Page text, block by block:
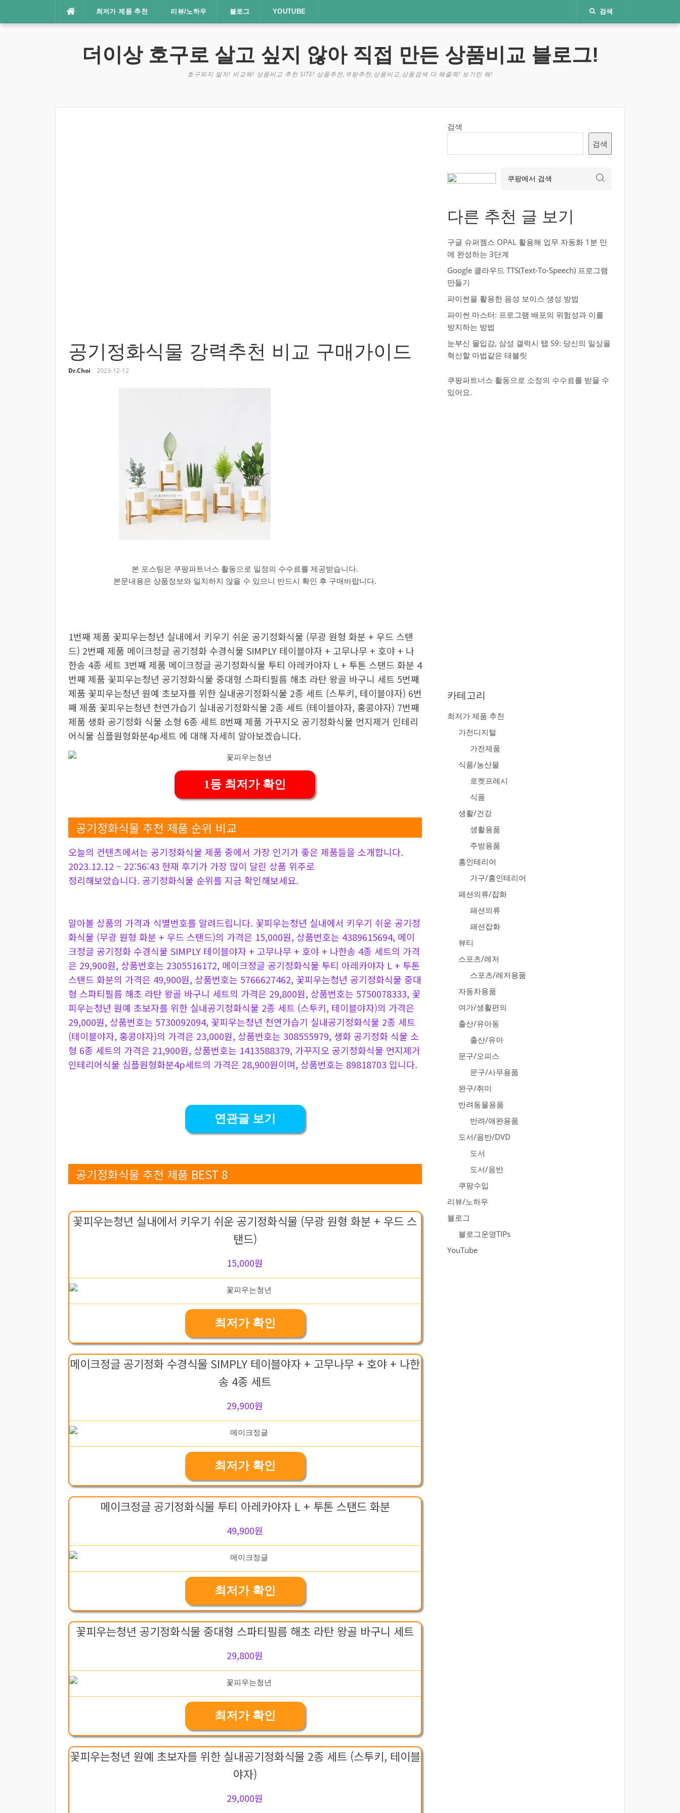
최저가 제품 추천 리뷰/노하우 블로그 YOUTUBE 검색
더이상 호구로 살고 싶지 않아 직접 만든 상품비교 블로그!
호구되지 말자! 비교해! 상품비교 추천 SITE! 상품추천,쿠팡추천,상품비교,상품검색 다 해줄께! 보기만 해!
공기정화식물 강력추천 비교 구매가이드
Dr.Choi 2023-12-12
본 포스팅은 쿠팡파트너스 활동으로 일정의 수수료를 제공받습니다.
본문내용은 상품정보와 일치하지 않을 수 있으니 반드시 확인 후 구매바랍니다.
1번째 제품 꽃피우는청년 실내에서 키우기 쉬운 공기정화식물 (무광 원형 화분 + 우드 스탠
드) 2번째 제품 메이크정글 공기정화 수경식물 SIMPLY 테이블야자 + 고무나무 + 호야 + 나
한송 4종 세트 3번째 제품 메이크정글 공기정화식물 투티 아레카야자 L + 투톤 스탠드 화분 4
번째 제품 꽃피우는청년 공기정화식물 중대형 스파티필름 해초 라탄 왕골 바구니 세트 5번째
제품 꽃피우는청년 원예 초보자를 위한 실내공기정화식물 2종 세트 (스투키, 테이블야자) 6번
째 제품 꽃피우는청년 천연가습기 실내공기정화식물 2종 세트 (테이블야자, 홍콩야자) 7번째
제품 생화 공기정화 식물 소형 6종 세트 8번째 제품 가꾸지오 공기정화식물 먼지제거 인테리
어식물 심플원형화분4p세트 에 대해 자세히 알아보겠습니다.
1등 최저가 확인
공기정화식물 추천 제품 순위 비교
오늘의 컨텐츠에서는 공기정화식물 제품 중에서 가장 인기가 좋은 제품들을 소개합니다.
2023.12.12 – 22:56:43 현재 후기가 가장 많이 달린 상품 위주로
정리해보았습니다. 공기정화식물 순위를 지금 확인해보세요.
알아볼 상품의 가격과 식별번호를 알려드립니다. 꽃피우는청년 실내에서 키우기 쉬운 공기정
화식물 (무광 원형 화분 + 우드 스탠드)의 가격은 15,000원, 상품번호는 4389615694, 메이
크정글 공기정화 수경식물 SIMPLY 테이블야자 + 고무나무 + 호야 + 나한송 4종 세트의 가격
은 29,900원, 상품번호는 2305516172, 메이크정글 공기정화식물 투티 아레카야자 L + 투톤
스탠드 화분의 가격은 49,900원, 상품번호는 5766627462, 꽃피우는청년 공기정화식물 중대
형 스파티필름 해초 라탄 왕골 바구니 세트의 가격은 29,800원, 상품번호는 5750078333, 꽃
피우는청년 원예 초보자를 위한 실내공기정화식물 2종 세트 (스투키, 테이블야자)의 가격은
29,000원, 상품번호는 5730092094, 꽃피우는청년 천연가습기 실내공기정화식물 2종 세트
(테이블야자, 홍콩야자)의 가격은 23,000원, 상품번호는 308555979, 생화 공기정화 식물 소
형 6종 세트의 가격은 21,900원, 상품번호는 1413588379, 가꾸지오 공기정화식물 먼지제거
인테리어식물 심플원형화분4p세트의 가격은 28,900원이며, 상품번호는 89818703 입니다.
연관글 보기
공기정화식물 추천 제품 BEST 8
꽃피우는청년 실내에서 키우기 쉬운 공기정화식물 (무광 원형 화분 + 우드 스
탠드)
15,000원
최저가 확인
메이크정글 공기정화 수경식물 SIMPLY 테이블야자 + 고무나무 + 호야 + 나한
송 4종 세트
29,900원
최저가 확인
메이크정글 공기정화식물 투티 아레카야자 L + 투톤 스탠드 화분
49,900원
최저가 확인
꽃피우는청년 공기정화식물 중대형 스파티필름 해초 라탄 왕골 바구니 세트
29,800원
최저가 확인
꽃피우는청년 원예 초보자를 위한 실내공기정화식물 2종 세트 (스투키, 테이블
야자)
29,000원
검색
검색
다른 추천 글 보기
구글 슈퍼젬스 OPAL 활용해 업무 자동화 1분 만
에 완성하는 3단계
Google 클라우드 TTS(Text-To-Speech) 프로그램
만들기
파이썬을 활용한 음성 보이스 생성 방법
파이썬 마스터: 프로그램 배포의 위험성과 이를
방지하는 방법
눈부신 몰입감, 삼성 갤럭시 탭 S9: 당신의 일상을
혁신할 마법같은 태블릿
쿠팡파트너스 활동으로 소정의 수수료를 받을 수
있어요.
카테고리
최저가 제품 추천
가전디지털
가전제품
식품/농산물
로켓프레시
식품
생활/건강
생활용품
주방용품
홈인테리어
가구/홈인테리어
패션의류/잡화
패션의류
패션잡화
뷰티
스포츠/레저
스포츠/레저용품
자동차용품
여가/생활편의
출산/유아동
출산/유아
문구/오피스
문구/사무용품
완구/취미
반려동물용품
반려/애완용품
도서/음반/DVD
도서
도서/음반
쿠팡수입
리뷰/노하우
블로그
블로그운영TIPs
YouTube